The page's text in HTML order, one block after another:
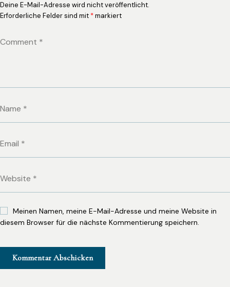
Deine E-Mail-Adresse wird nicht veröffentlicht.
Erforderliche Felder sind mit *markiert
Meinen Namen, meine E-Mail-Adresse und meine Website in
diesem Browser für die nächste Kommentierung speichern.